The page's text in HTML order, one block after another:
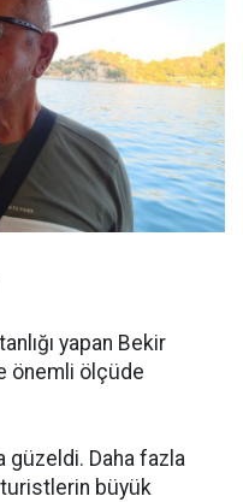
yapan Bekir
önemli ölçüde
güzeldi. Daha fazla
turistlerin büyük